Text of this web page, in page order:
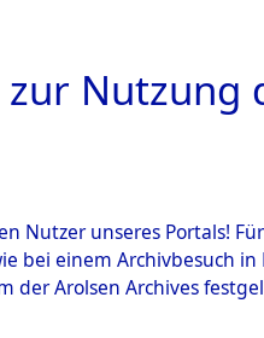
Nutzung
Nutzer unseres Portals!
bei einem Archivbesuch
der Arolsen Archives